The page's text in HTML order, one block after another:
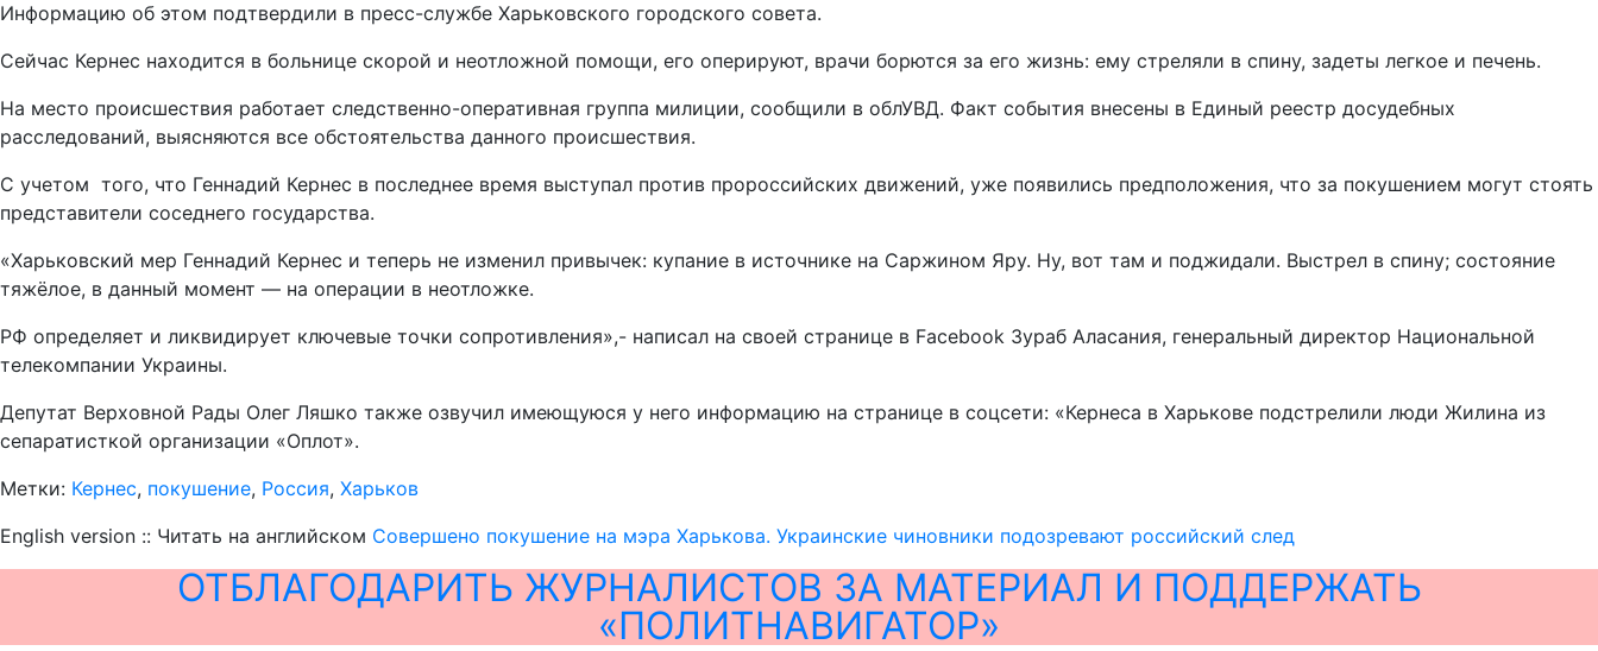
Информацию об этом подтвердили в пресс-службе Харьковского городского совета.
Сейчас Кернес находится в больнице скорой и неотложной помощи, его оперируют, врачи борются за его жизнь: ему стреляли в спину, задеты легкое и печень.
На место происшествия работает следственно-оперативная группа милиции, сообщили в облУВД. Факт события внесены в Единый реестр досудебных
расследований, выясняются все обстоятельства данного происшествия.
С учетом того, что Геннадий Кернес в последнее время выступал против пророссийских движений, уже появились предположения, что за покушением могут стоять
представители соседнего государства.
«Харьковский мер Геннадий Кернес и теперь не изменил привычек: купание в источнике на Саржином Яру. Ну, вот там и поджидали. Выстрел в спину; состояние
тяжёлое, в данный момент — на операции в неотложке.
РФ определяет и ликвидирует ключевые точки сопротивления»,- написал на своей странице в Facebook Зураб Аласания, генеральный директор Национальной
телекомпании Украины.
Депутат Верховной Рады Олег Ляшко также озвучил имеющуюся у него информацию на странице в соцсети: «Кернеса в Харькове подстрелили люди Жилина из
сепаратисткой организации «Оплот».
Метки: Кернес, покушение, Россия, Харьков
English version :: Читать на английском Совершено покушение на мэра Харькова. Украинские чиновники подозревают российский след
ОТБЛАГОДАРИТЬ ЖУРНАЛИСТОВ ЗА МАТЕРИАЛ И ПОДДЕРЖАТЬ
«ПОЛИТНАВИГАТОР»